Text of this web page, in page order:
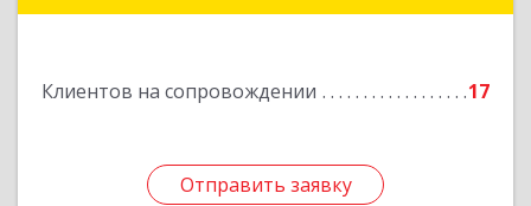
Клиентов на сопровождении 17
Отправить заявку
Отправить заявку